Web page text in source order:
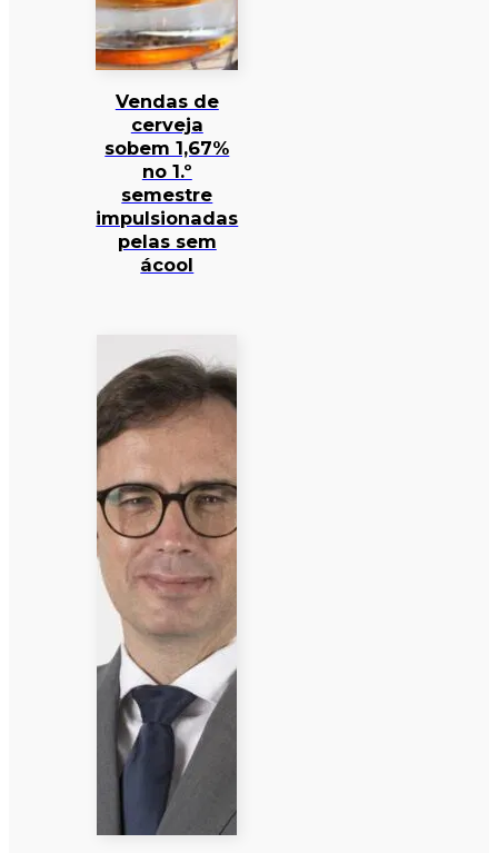
Vendas de
cerveja
sobem 1,67%
no 1.º
semestre
impulsionadas
pelas sem
ácool